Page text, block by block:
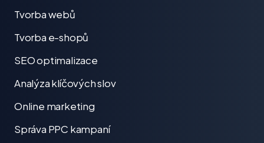
Tvorba webů
Tvorba e-shopů
SEO optimalizace
Analýza klíčových slov
Online marketing
Správa PPC kampaní